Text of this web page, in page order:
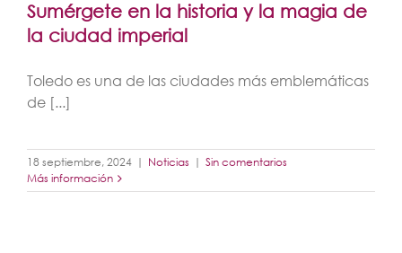
Sumérgete en la historia y la magia de
la ciudad imperial
Toledo es una de las ciudades más emblemáticas
de [...]
18 septiembre, 2024 | Noticias | Sin comentarios
Más información